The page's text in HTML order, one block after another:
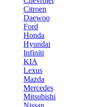
Citroen
Daewoo
Ford
Honda
Hyundai
Infiniti
KIA
Lexus
Mazda
Mercedes
Mitsubishi
Nissan